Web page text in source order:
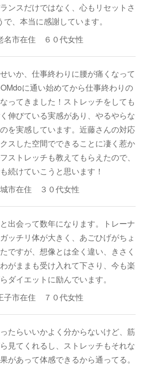
ンスだけではなく、心もリセットさ
で、本当に感謝しています。
名市在住 ６０代女性
いか、仕事終わりに腰が痛くなって
に通い始めてから仕事終わりの
ってきました！ストレッチをしても
伸びている実感があり、やるやらな
を実感しています。近藤さんの対応
スした空間でできることに凄く惹か
ストレッチも教えてもらえたので、
続けていこうと思います！
市在住 ３０代女性
出会って数年になります。トレーナ
ッチリ体が大きく、あごひげがちょ
ですが、想像とは全く違い、きさく
がままも受け入れて下さり、今も楽
ダイエットに励んでいます。
子市在住 ７０代女性
たらいいかよく分からないけど、筋
見てくれるし、ストレッチもそれな
があって体感できるから通ってる。